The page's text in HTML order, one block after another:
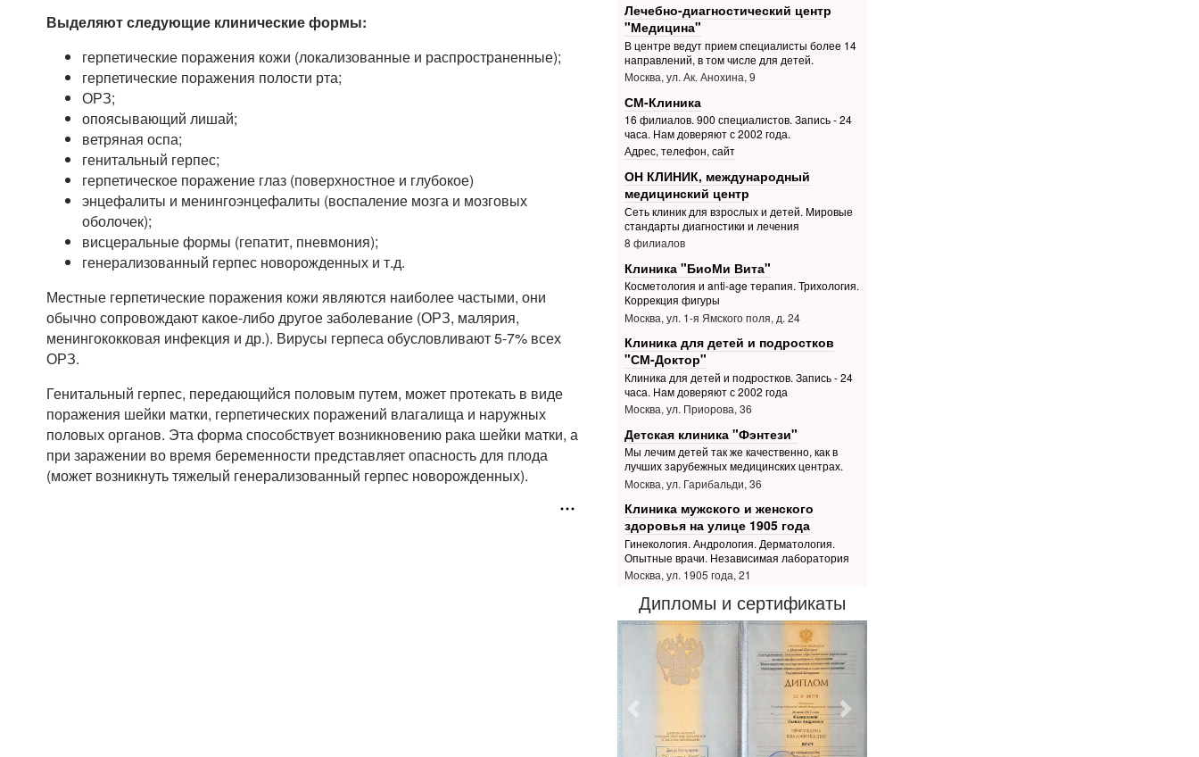
Выделяют следующие клинические формы:
герпетические поражения кожи (локализованные и распространенные);
герпетические поражения полости рта;
ОРЗ;
опоясывающий лишай;
ветряная оспа;
генитальный герпес;
герпетическое поражение глаз (поверхностное и глубокое)
энцефалиты и менингоэнцефалиты (воспаление мозга и мозговых
оболочек);
висцеральные формы (гепатит, пневмония);
генерализованный герпес новорожденных и т.д.
Местные герпетические поражения кожи являются наиболее частыми, они
обычно сопровождают какое-либо другое заболевание (ОРЗ, малярия,
менингококковая инфекция и др.). Вирусы герпеса обусловливают 5-7% всех
ОРЗ.
Генитальный герпес, передающийся половым путем, может протекать в виде
поражения шейки матки, герпетических поражений влагалища и наружных
половых органов. Эта форма способствует возникновению рака шейки матки, а
при заражении во время беременности представляет опасность для плода
(может возникнуть тяжелый генерализованный герпес новорожденных).
Лечебно-диагностический центр
"Медицина"
В центре ведут прием специалисты более 14
направлений, в том числе для детей.
Москва, ул. Ак. Анохина, 9
СМ-Клиника
16 филиалов. 900 специалистов. Запись - 24
часа. Нам доверяют с 2002 года.
Адрес, телефон, сайт
ОН КЛИНИК, международный
медицинский центр
Сеть клиник для взрослых и детей. Мировые
стандарты диагностики и лечения
8 филиалов
Клиника "БиоМи Вита"
Косметология и anti-age терапия. Трихология.
Коррекция фигуры
Москва, ул. 1-я Ямского поля, д. 24
Клиника для детей и подростков
"СМ-Доктор"
Клиника для детей и подростков. Запись - 24
часа. Нам доверяют с 2002 года
Москва, ул. Приорова, 36
Детская клиника "Фэнтези"
Мы лечим детей так же качественно, как в
лучших зарубежных медицинских центрах.
Москва, ул. Гарибальди, 36
Клиника мужского и женского
здоровья на улице 1905 года
Гинекология. Андрология. Дерматология.
Опытные врачи. Независимая лаборатория
Москва, ул. 1905 года, 21
Дипломы и сертификаты
Предыдущий Следующий